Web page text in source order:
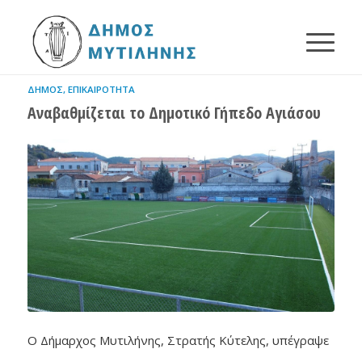
ΔΉΜΟΣ, ΕΠΙΚΑΙΡΌΤΗΤΑ
Αναβαθμίζεται το Δημοτικό Γήπεδο Αγιάσου
Ο Δήμαρχος Μυτιλήνης, Στρατής Κύτελης, υπέγραψε